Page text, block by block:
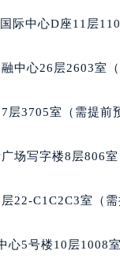
95号华润大厦写字
6号SAC东原中心写
道建湘路393号世
号亨得利名表服务
号亨得利名表服务
号置信广场10层
际中心D座11层
中心26层2603室（
层3705室（需提前
场写字楼8层806室
22-C1C2C3室（需
5号楼10层1008